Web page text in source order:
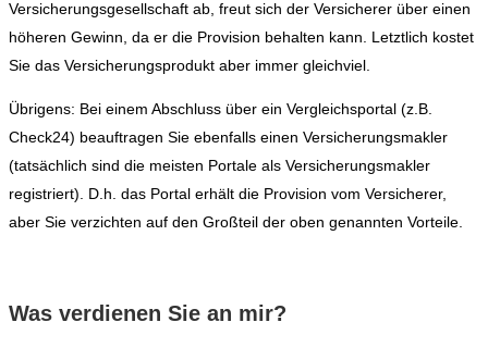
Versicherungsgesellschaft ab, freut sich der Versicherer über einen
höheren Gewinn, da er die Provision behalten kann. Letztlich kostet
Sie das Versicherungsprodukt aber immer gleichviel.
Übrigens: Bei einem Abschluss über ein Vergleichsportal (z.B.
Check24) beauftragen Sie ebenfalls einen Versicherungsmakler
(tatsächlich sind die meisten Portale als Versicherungsmakler
registriert). D.h. das Portal erhält die Provision vom Versicherer,
aber Sie verzichten auf den Großteil der oben genannten Vorteile.
Was verdienen Sie an mir?